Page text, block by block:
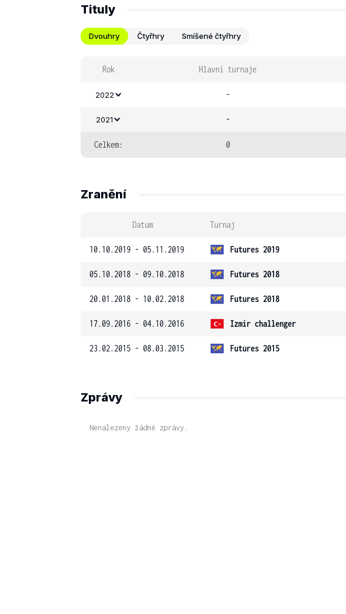
Tituly
Dvouhry Čtyřhry Smíšené čtyřhry
Rok Hlavní turnaje
2022 -
2021 -
Celkem: 0
Zranění
Datum Turnaj
10.10.2019 - 05.11.2019 Futures 2019
05.10.2018 - 09.10.2018 Futures 2018
20.01.2018 - 10.02.2018 Futures 2018
17.09.2016 - 04.10.2016 Izmir challenger
23.02.2015 - 08.03.2015 Futures 2015
Zprávy
Nenalezeny žádné zprávy.